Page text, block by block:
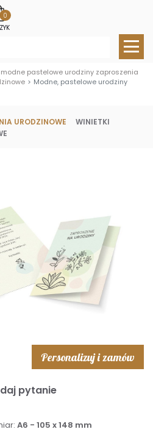
0
pastelowe urodziny zaproszenia
Modne, pastelowe urodziny
URODZINOWE
WINIETKI
Personalizuj i zamów
pytanie
A6 - 105 x 148 mm